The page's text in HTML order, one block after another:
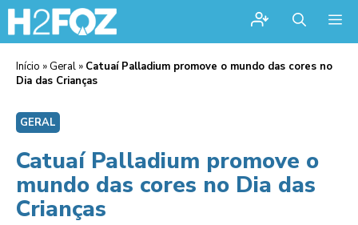
Início » Geral » Catuaí Palladium promove o mundo das cores no
Dia das Crianças
GERAL
Catuaí Palladium promove o
mundo das cores no Dia das
Crianças